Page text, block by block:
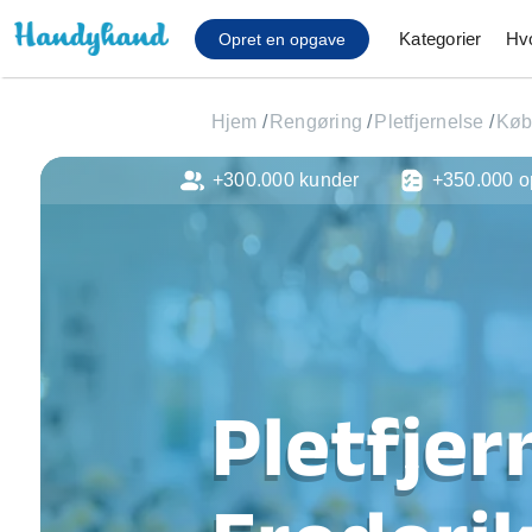
Opret en opgave Kategorier
Affaldsfjernelse
Afhentning af
Anlæg af terrasse
Hjælp til mobil, pc, tv
Installation af
Møbelsamling og
Ophængning af
Hjem / Rengøring / Pletfjernelse /
+300.000 kunder +350.000